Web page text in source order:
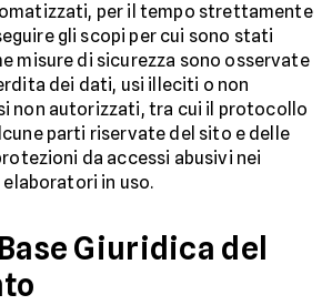
per il tempo strettamente
gli scopi per cui sono stati
misure di sicurezza sono osservate
dei dati, usi illeciti o non
non autorizzati, tra cui il protocollo
parti riservate del sito e delle
da accessi abusivi nei
in uso.
Giuridica del